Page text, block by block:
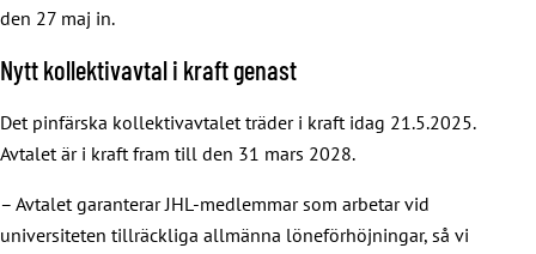
den 27 maj in.
Nytt kollektivavtal i kraft genast
Det pinfärska kollektivavtalet träder i kraft idag 21.5.2025.
Avtalet är i kraft fram till den 31 mars 2028.
– Avtalet garanterar JHL-medlemmar som arbetar vid
universiteten tillräckliga allmänna löneförhöjningar, så vi